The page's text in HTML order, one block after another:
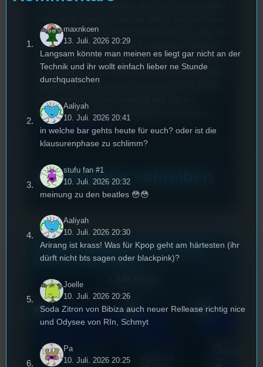
Die Leidtragende scheint Dornröschen zu sein, da
sie sich im Mittelpunkt der Ermittlungen befindet.
Tickets gibt es für 4 Euro ermäßigt und mit 7 Euro
Rathauses. Auch an der Uni und der OTH könnt
ihr Karten für 5 Euro ermäßigt und 7 Euro
Normalpreis erwerben. Außerdem auch unter
www.jazznutz.de .
Kommentar schreiben
Unsere neuesten Posts zum
Hören und Lesen
3. August 2026
maxnkoen
13. Juli. 2026 20:29
Langsam könnte man meinen es liegt gar nicht an der
Technik und ihr wollt einfach lieber ne Stunde
durchquatschen
Aaliyah
10. Juli. 2026 20:41
in welche bar gehts heute für euch? oder ist die
klausurenphase zu schlimm?
stufu fan #1
10. Juli. 2026 20:32
meinung zu den beatles 😳😳
Aaliyah
10. Juli. 2026 20:30
Arirang ist krass! Was für Kpop geht am härtesten (ihr
dürft nicht bts sagen oder blackpink)?
Joelle
10. Juli. 2026 20:26
Soda Zitron von Bibiza auch neuer Rellease richtig nice
und Odysee von RIn, Schmyt
Pa
10. Juli. 2026 20:25